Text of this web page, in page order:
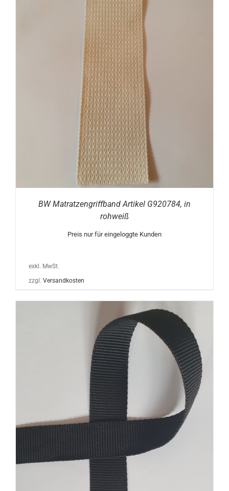
BW Matratzengriffband Artikel G920784, in
rohweiß
Preis nur für eingeloggte Kunden
exkl. MwSt.
zzgl. Versandkosten